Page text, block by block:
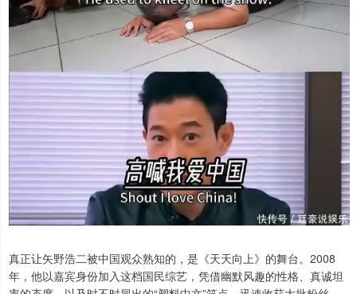
真正让矢野浩二被中国观众熟知的，是《天天向上》的舞台。2008
年，他以嘉宾身份加入这档国民综艺，凭借幽默风趣的性格、真诚坦